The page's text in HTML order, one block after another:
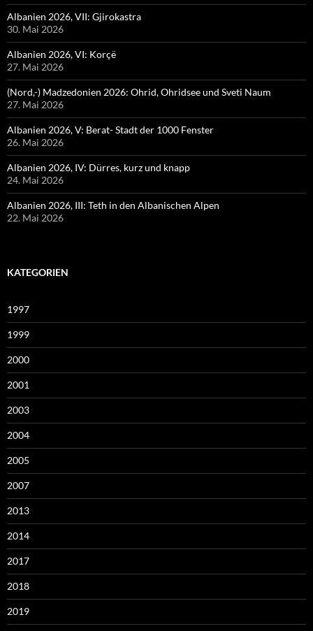
Albanien 2026, VII: Gjirokastra
30. Mai 2026
Albanien 2026, VI: Korçë
27. Mai 2026
(Nord,-) Madzedonien 2026: Ohrid, Ohridsee und Sveti Naum
27. Mai 2026
Albanien 2026, V: Berat- Stadt der 1000 Fenster
26. Mai 2026
Albanien 2026, IV: Dürres, kurz und knapp
24. Mai 2026
Albanien 2026, III: Teth in den Albanischen Alpen
22. Mai 2026
KATEGORIEN
1997
1999
2000
2001
2003
2004
2005
2007
2013
2014
2017
2018
2019